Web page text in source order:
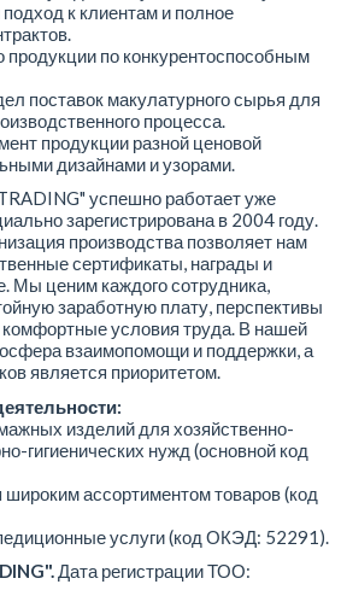
к клиентам и полное
продукции по конкурентоспособным
поставок макулатурного сырья для
процесса.
продукции разной ценовой
дизайнами и узорами.
успешно работает уже
зарегистрирована в 2004 году.
производства позволяет нам
сертификаты, награды и
Мы ценим каждого сотрудника,
заработную плату, перспективы
комфортные условия труда. В нашей
взаимопомощи и поддержки, а
является приоритетом.
изделий для хозяйственно-
гигиенических нужд (основной код
широким ассортиментом товаров (код
услуги (код ОКЭД: 52291).
Дата регистрации ТОО: